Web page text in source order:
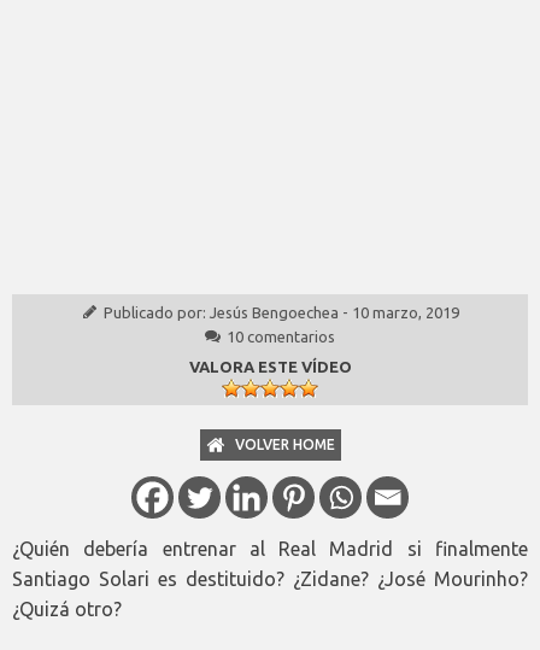
Publicado por: Jesús Bengoechea - 10 marzo, 2019
10 comentarios
VALORA ESTE VÍDEO
VOLVER HOME
¿Quién debería entrenar al Real Madrid si finalmente
Santiago Solari es destituido? ¿Zidane? ¿José Mourinho?
¿Quizá otro?